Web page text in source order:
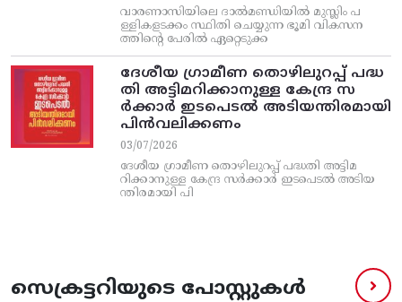
വാരണാസിയിലെ ദാൽമണ്ഡിയിൽ മുസ്ലിം പ
ള്ളികളടക്കം സ്ഥിതി ചെയ്യുന്ന ഭൂമി വികസന
ത്തിന്റെ പേരിൽ ഏറ്റെടുക്ക
ദേശീയ ഗ്രാമീണ തൊഴിലുറപ്പ്‌ പദ്ധ
തി അട്ടിമറിക്കാനുള്ള കേന്ദ്ര സ
ര്‍ക്കാര്‍ ഇടപെടല്‍ അടിയന്തിരമായി
പിന്‍വലിക്കണം
03/07/2026
ദേശീയ ഗ്രാമീണ തൊഴിലുറപ്പ്‌ പദ്ധതി അട്ടിമ
റിക്കാനുള്ള കേന്ദ്ര സര്‍ക്കാര്‍ ഇടപെടല്‍ അടിയ
ന്തിരമായി പി
സെക്രട്ടറിയുടെ പോസ്റ്റുകൾ